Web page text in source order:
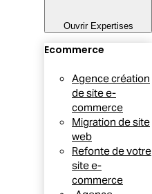
Ouvrir Expertises
Ecommerce
Agence création
de site e-
commerce
Migration de site
web
Refonte de votre
site e-
commerce